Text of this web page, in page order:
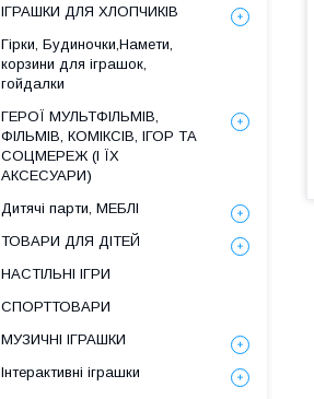
ІГРАШКИ ДЛЯ ХЛОПЧИКІВ
Гірки, Будиночки,Намети,
корзини для іграшок,
гойдалки
ГЕРОЇ МУЛЬТФІЛЬМІВ,
ФІЛЬМІВ, КОМІКСІВ, ІГОР ТА
СОЦМЕРЕЖ (І ЇХ
АКСЕСУАРИ)
Дитячі парти, МЕБЛІ
ТОВАРИ ДЛЯ ДІТЕЙ
НАСТІЛЬНІ ІГРИ
СПОРТТОВАРИ
МУЗИЧНІ ІГРАШКИ
Інтерактивні іграшки